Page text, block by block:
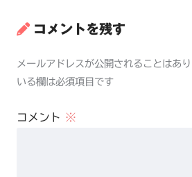
コメントを残す
メールアドレスが公開されることはあり
いる欄は必須項目です
コメント ※